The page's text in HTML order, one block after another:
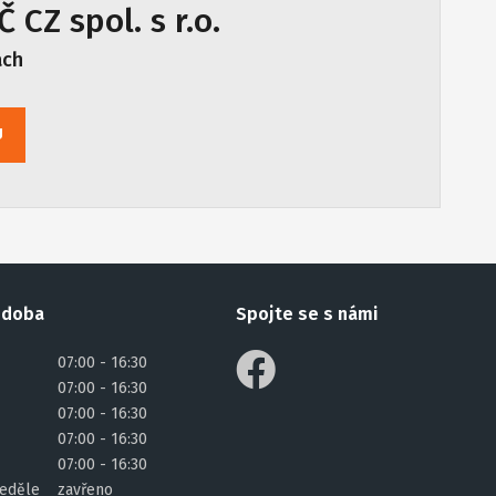
CZ spol. s r.o.
07:00 - 16:30
07:00 - 16:30
07:00 - 16:30
07:00 - 16:30
07:00 - 16:30
zavřeno
Spojte se s námi